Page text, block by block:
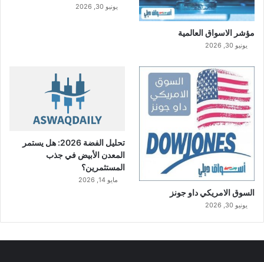
مؤشر الاسواق العالمية
يونيو 30, 2026
يونيو 30, 2026
السوق الامريكي داو جونز
يونيو 30, 2026
تحليل الفضة 2026: هل يستمر
المعدن الأبيض في جذب
المستثمرين؟
مايو 14, 2026